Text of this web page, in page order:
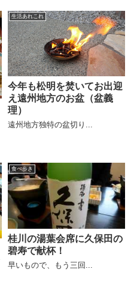
生活あれこれ
今年も松明を焚いてお出迎
え遠州地方のお盆（盆義
理）
遠州地方独特の盆切り...
食べ歩き
桂川の湯葉会席に久保田の
碧寿で献杯！
早いもので、もう三回...